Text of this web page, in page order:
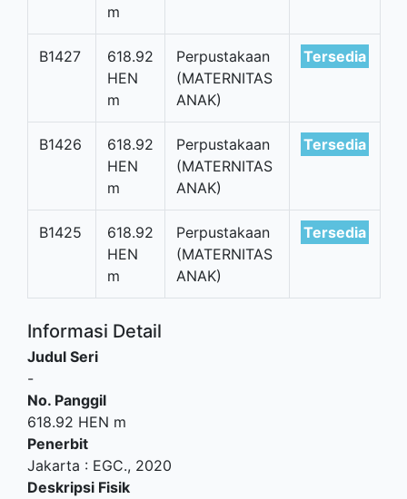
m
B1427
618.92
HEN
m
Perpustakaan
(MATERNITAS
ANAK)
Tersedia
B1426
618.92
HEN
m
Perpustakaan
(MATERNITAS
ANAK)
Tersedia
B1425
618.92
HEN
m
Perpustakaan
(MATERNITAS
ANAK)
Tersedia
Informasi Detail
Judul Seri
-
No. Panggil
618.92 HEN m
Penerbit
Jakarta : EGC., 2020
Deskripsi Fisik